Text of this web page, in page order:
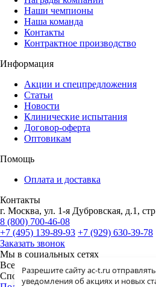
Разрешите сайту ac-t.ru
уведомления об акциях и новых
Наши чемпионы
Наша команда
Контакты
Контрактное производство
Информация
Акции и спецпредложения
Статьи
Новости
Клинические испытания
Договор-оферта
Оптовикам
Помощь
Оплата и доставка
Контакты
г. Москва, ул. 1-я Дубровская, д.1,
8 (800) 700-46-08
+7 (495) 139-89-93 +7 (929) 630-39-78
Заказать звонок
Мы в социальных сетях
Все права защищены законом.
Спортивное питание"